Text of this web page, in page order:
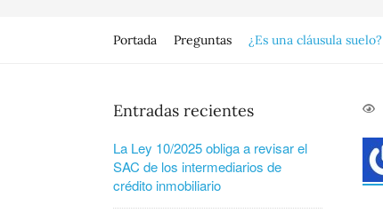
Portada Preguntas ¿Es una cláusula suelo?
Entradas recientes
La Ley 10/2025 obliga a revisar el
SAC de los intermediarios de
crédito inmobiliario